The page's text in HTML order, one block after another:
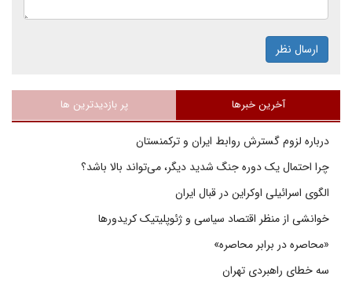
ارسال نظر
آخرین خبرها پر بازدیدترین ها
درباره لزوم گسترش روابط ایران و ترکمنستان
چرا احتمال یک دوره جنگ شدید دیگر، می‌تواند بالا باشد؟
الگوی اسرائیلی اوکراین در قبال ایران
خوانشی از منظر اقتصاد سیاسی و ژئوپلیتیک کریدورها
«محاصره در برابر محاصره»
سه خطای راهبردی تهران